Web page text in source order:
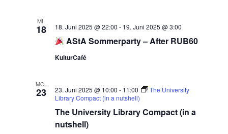
MI.
18
AStA Sommerparty – After RUB60
18. Juni 2025 @ 22:00 - 19. Juni 2025 @ 3:00
KulturCafé
MO.
23
The University Library Compact (in a
nutshell)
23. Juni 2025 @ 10:00 - 11:00
The University
Library Compact (in a nutshell)